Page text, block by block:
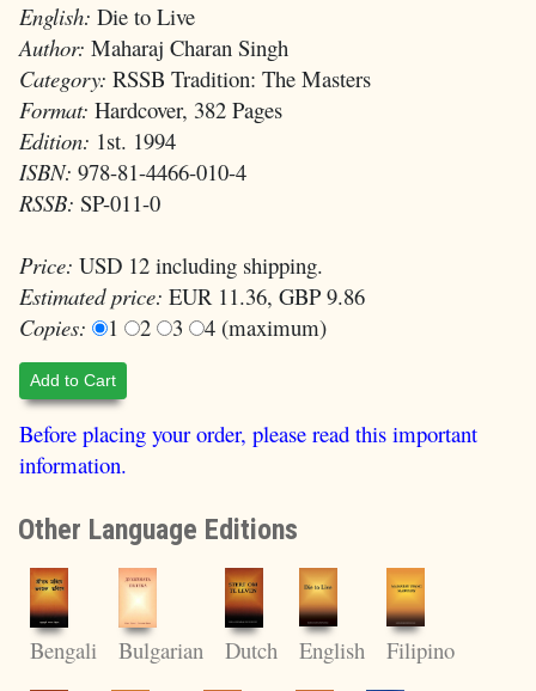
English: Die to Live
Author: Maharaj Charan Singh
Category: RSSB Tradition: The Masters
Format: Hardcover, 382 Pages
Edition: 1st. 1994
ISBN: 978-81-4466-010-4
RSSB: SP-011-0
Price: USD 12 including shipping.
Estimated price: EUR 11.36, GBP 9.86
Copies:
1 2 3 4 (maximum)
Add to Cart
Before placing your order, please read this important
information.
Other Language Editions
Bengali Bulgarian Dutch English Filipino